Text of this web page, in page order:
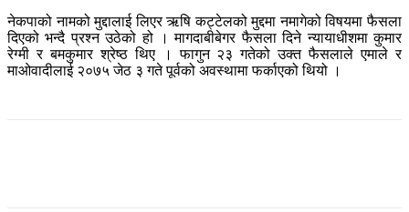
नेकपाको नामको मुद्दालाई लिएर ऋषि कट्टेलको मुद्दमा नमागेको विषयमा फैसला
दिएको भन्दै प्रश्न उठेको हो । मागदाबीबेगर फैसला दिने न्यायाधीशमा कुमार
रेग्मी र बमकुमार श्रेष्ठ थिए । फागुन २३ गतेको उक्त फैसलाले एमाले र
माओवादीलाई २०७५ जेठ ३ गते पूर्वको अवस्थामा फर्काएको थियो ।